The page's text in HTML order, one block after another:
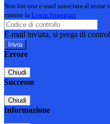
Non hai una e-mail associata al nome
tramite la Login Spaggiari
E-mail inviata, si prega di
Errore
Chiudi
Successo
Chiudi
Informazione